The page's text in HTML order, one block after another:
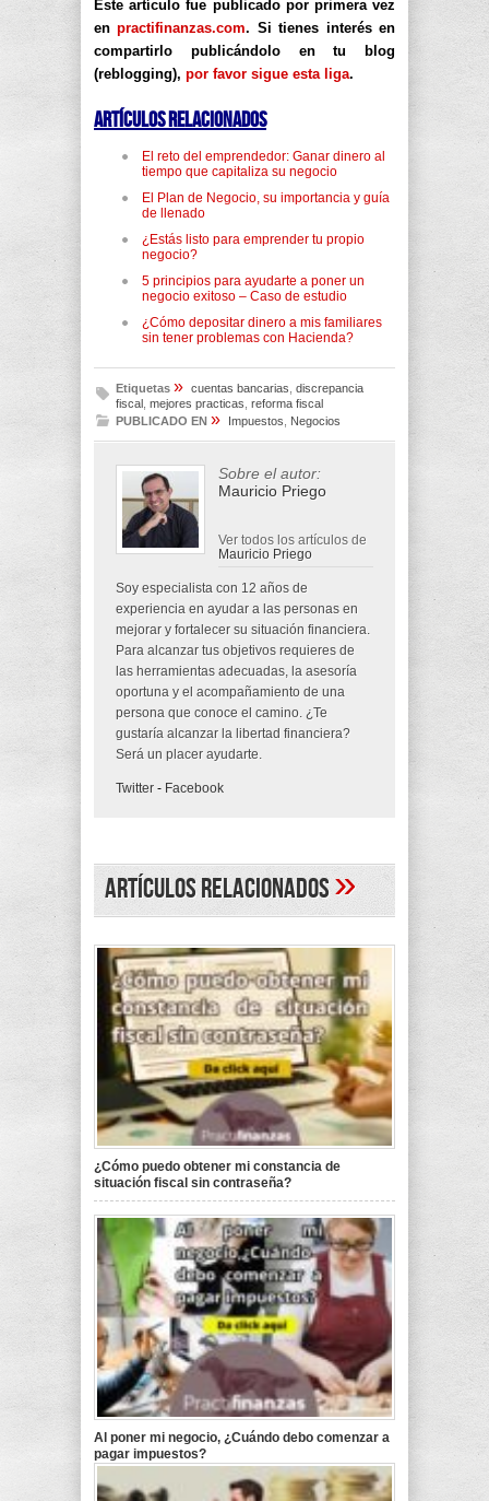
Este artículo fue publicado por primera vez
enpractifinanzas.com. Si tienes interés en
compartirlo publicándolo en tu blog
(reblogging), por favor sigue esta liga.
Artículos Relacionados
El reto del emprendedor: Ganar dinero al
tiempo que capitaliza su negocio
El Plan de Negocio, su importancia y guía
de llenado
¿Estás listo para emprender tu propio
negocio?
5 principios para ayudarte a poner un
negocio exitoso – Caso de estudio
¿Cómo depositar dinero a mis familiares
sin tener problemas con Hacienda?
Etiquetas » cuentas bancarias discrepancia
fiscal mejores practicas reforma fiscal
PUBLICADO EN » Impuestos Negocios
Sobre el autor:
Mauricio Priego
Ver todos los artículos de
Mauricio Priego
Soy especialista con 12 años de
experiencia en ayudar a las personas en
mejorar y fortalecer su situación financiera.
Para alcanzar tus objetivos requieres de
las herramientas adecuadas, la asesoría
oportuna y el acompañamiento de una
persona que conoce el camino. ¿Te
gustaría alcanzar la libertad financiera?
Será un placer ayudarte.
Twitter - Facebook
Artículos Relacionados»
¿Cómo puedo obtener mi constancia de
situación fiscal sin contraseña?
Al poner mi negocio, ¿Cuándo debo comenzar a
pagar impuestos?